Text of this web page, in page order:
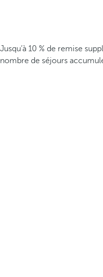
Jusqu’à 10 % de remise
nombre de séjours